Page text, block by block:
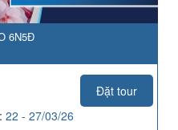
6N5Đ
Đặt tour
22 - 27/03/26